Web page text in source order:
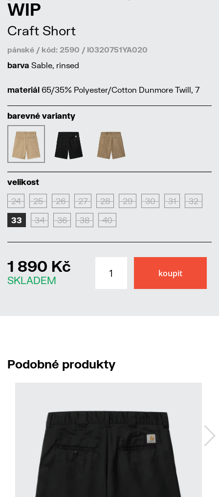
WIP
Craft Short
pánské / kód: 2590 / I0320751YA020
barva Sable, rinsed
materiál 65/35% Polyester/Cotton Dunmore Twill, 7
barevné varianty
velikost
24 25 26 27 28 29 30 31 32
33 34 36 38 40
1 890 Kč
SKLADEM
Podobné produkty